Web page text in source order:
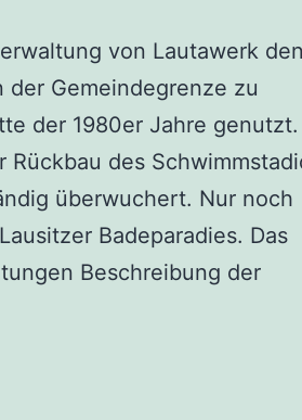
von Lautawerk den
der Gemeindegrenze zu
der 1980er Jahre genutzt.
des
überwuchert. Nur noch
Badeparadies. Das
Beschreibung der